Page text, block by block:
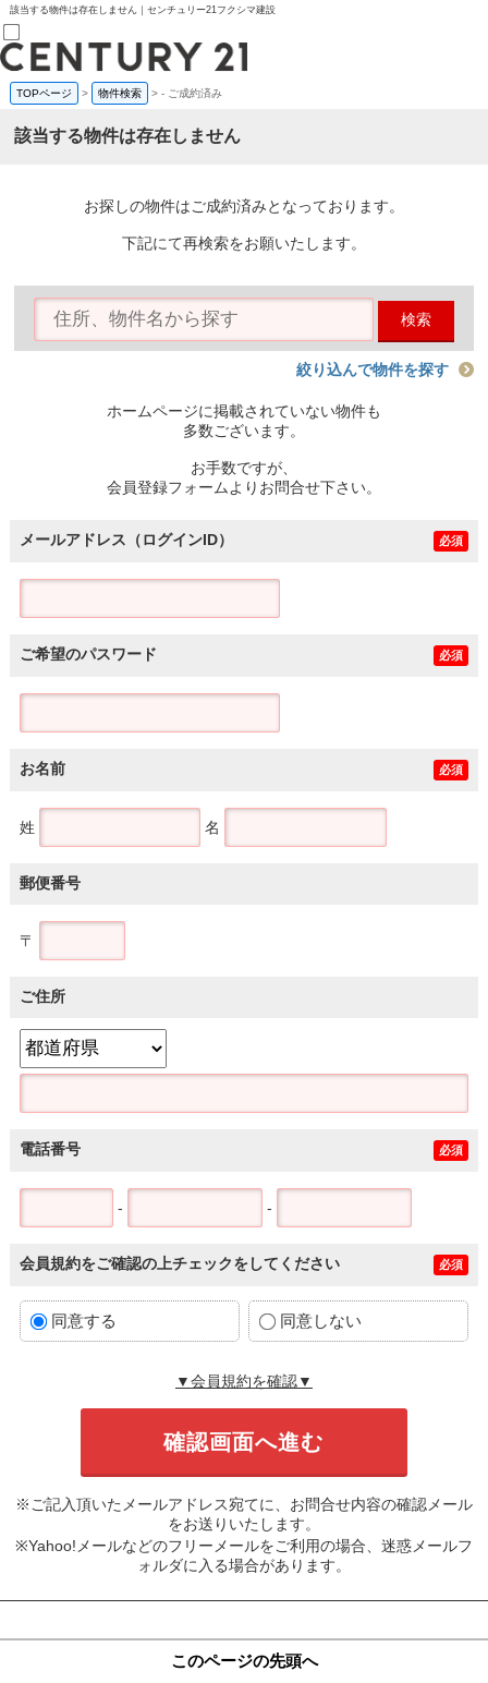
該当する物件は存在しません｜センチュリー21フクシマ建設
売買部
0120-800-844
賃貸部
会員メニュー
物件を探す
購入TOP
条件から探す
住宅ローン控除シミュレータ
TOPページ > 物件検索 >- ご成約済み
該当する物件は存在しません
お探しの物件はご成約済みとなっております。
下記にて再検索をお願いたします。
検索
絞り込んで物件を探す
ホームページに掲載されていない物件も
多数ございます。
お手数ですが、
会員登録フォームよりお問合せ下さい。
メールアドレス（ログインID） 必須
ご希望のパスワード 必須
お名前 必須
姓 名
郵便番号
〒
ご住所
電話番号 必須
- -
会員規約をご確認の上チェックをしてください 必須
同意する 同意しない
▼会員規約を確認▼
※ご記入頂いたメールアドレス宛てに、お問合せ内容の確認メール
をお送りいたします。
※Yahoo!メールなどのフリーメールをご利用の場合、迷惑メールフ
ォルダに入る場合があります。
このページの先頭へ